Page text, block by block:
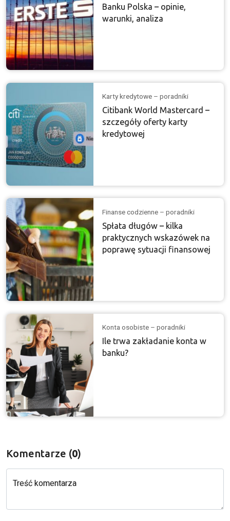
Banku Polska – opinie,
warunki, analiza
Karty kredytowe – poradniki
Citibank World Mastercard –
szczegóły oferty karty
kredytowej
Finanse codzienne – poradniki
Spłata długów – kilka
praktycznych wskazówek na
poprawę sytuacji finansowej
Konta osobiste – poradniki
Ile trwa zakładanie konta w
banku?
Komentarze (0)
Treść komentarza